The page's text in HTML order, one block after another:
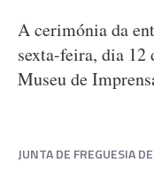
A cerimónia da
sexta-feira, dia 12
Museu de
JUNTA DE FREGUESIA